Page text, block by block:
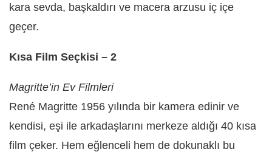
kara sevda, başkaldırı ve macera arzusu iç içe
geçer.
Kısa Film Seçkisi – 2
Magritte’in Ev Filmleri
René Magritte 1956 yılında bir kamera edinir ve
kendisi, eşi ile arkadaşlarını merkeze aldığı 40 kısa
film çeker. Hem eğlenceli hem de dokunaklı bu